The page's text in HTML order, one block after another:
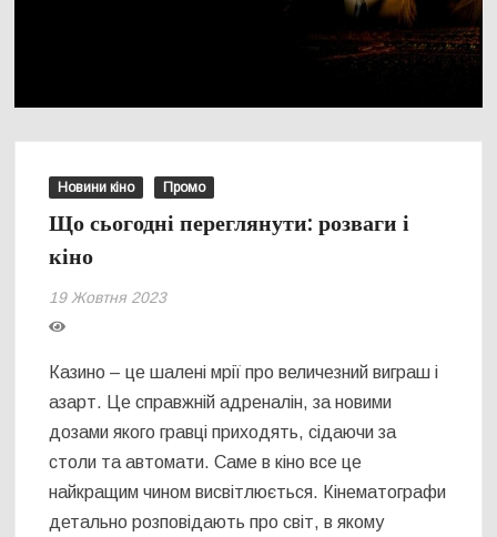
Новини кіно Промо
Що сьогодні переглянути: розваги і
кіно
19 Жовтня 2023
Казино – це шалені мрії про величезний виграш і
азарт. Це справжній адреналін, за новими
дозами якого гравці приходять, сідаючи за
столи та автомати. Саме в кіно все це
найкращим чином висвітлюється. Кінематографи
детально розповідають про світ, в якому